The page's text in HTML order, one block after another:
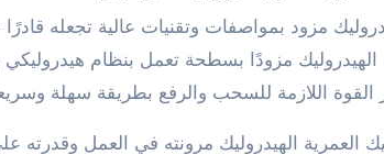
مزود بمواصفات وتقنيات عالية تجعله قادرًا
الهيدروليك مزودًا بسطحة تعمل بنظام
القوة اللازمة للسحب والرفع بطريقة سهلة
الهيدروليك مرونته في العمل وقدرته